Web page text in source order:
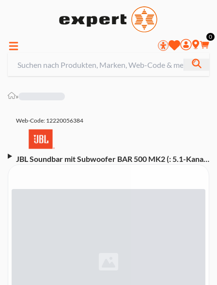
0
»
Web-Code: 12220056384
JBL Soundbar mit Subwoofer BAR 500 MK2 (: 5.1-Kanal,